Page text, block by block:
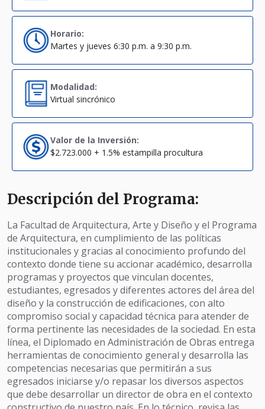
Horario:
Martes y jueves 6:30 p.m. a 9:30 p.m.
Modalidad:
Virtual sincrónico
Valor de la Inversión:
$2.723.000 + 1.5% estampilla procultura
Descripción del Programa:
La Facultad de Arquitectura, Arte y Diseño y el Programa
de Arquitectura, en cumplimiento de las políticas
institucionales y gracias al conocimiento profundo del
contexto donde tiene su accionar académico, desarrolla
programas y proyectos que vinculan docentes,
estudiantes, egresados y diferentes actores del área del
diseño y la construcción de edificaciones, con alto
compromiso social y capacidad técnica para atender de
forma pertinente las necesidades de la sociedad. En esta
línea, el Diplomado en Administración de Obras entrega
herramientas de conocimiento general y desarrolla las
competencias necesarias que permitirán a sus
egresados iniciarse y/o repasar los diversos aspectos
que debe desarrollar un director de obra en el contexto